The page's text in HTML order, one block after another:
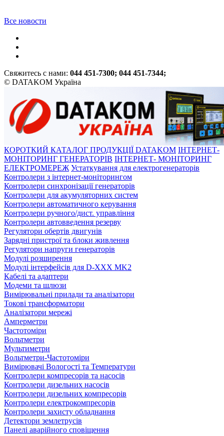
Все новости
Свяжитесь с нами: 044 451-7300; 044 451-7344;
© DATAKOM Україна
КОРОТКИЙ КАТАЛОГ ПРОДУКЦІЇ DATAKOM ІНТЕРНЕТ-
МОНІТОРИНГ ГЕНЕРАТОРІВ ІНТЕРНЕТ- МОНІТОРИНГ
ЕЛЕКТРОМЕРЕЖ Устаткування для електрогенераторів
Контролери з інтернет-моніторингом
Контролери синхронізації генераторів
Контролери для акумуляторних систем
Контролери автоматичного керування
Контролери ручного/дист. управління
Контролери автовведення резерву
Регулятори обертів двигунів
Зарядні пристрої та блоки живлення
Регулятори напруги генераторів
Модулі розширення
Модулі інтерфейсів для D-XXX MK2
Кабелі та адаптери
Модеми та шлюзи
Вимірювальні прилади та аналізатори
Токові трансформатори
Аналізатори мережі
Амперметри
Частотоміри
Вольтметри
Мультиметри
Вольтметри-Частотоміри
Вимірювачі Вологості та Температури
Контролери компресорів та насосів
Контролери дизельних насосів
Контролери дизельних компресорів
Контролери електрокомпресорів
Контролери захисту обладнання
Детектори землетрусів
Панелі аварійного сповіщення